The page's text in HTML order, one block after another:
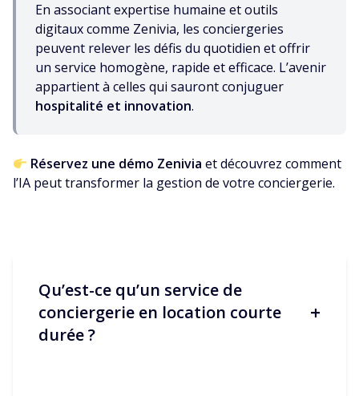
En associant expertise humaine et outils
digitaux comme Zenivia, les conciergeries
peuvent relever les défis du quotidien et offrir
un service homogène, rapide et efficace. L’avenir
appartient à celles qui sauront conjuguer
hospitalité et innovation.
Réservez une démo Zenivia et découvrez comment
l’IA peut transformer la gestion de votre conciergerie.
Qu’est-ce qu’un service de
conciergerie en location courte
durée ?
+